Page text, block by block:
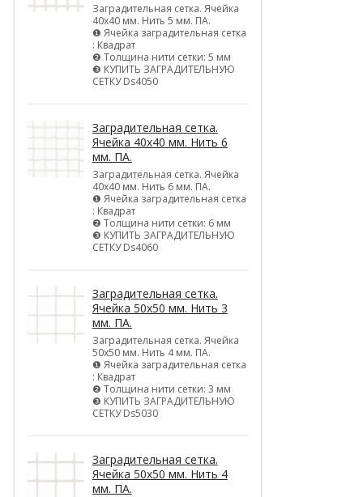
Заградительная сетка. Ячейка
40х40 мм. Нить 5 мм. ПА.
❶ Ячейка заградительная сетка
: Квадрат
❷ Толщина нити сетки: 5 мм
❸ КУПИТЬ ЗАГРАДИТЕЛЬНУЮ
СЕТКУ Ds4050
Заградительная сетка.
Ячейка 40х40 мм. Нить 6
мм. ПА.
Заградительная сетка. Ячейка
40х40 мм. Нить 6 мм. ПА.
❶ Ячейка заградительная сетка
: Квадрат
❷ Толщина нити сетки: 6 мм
❸ КУПИТЬ ЗАГРАДИТЕЛЬНУЮ
СЕТКУ Ds4060
Заградительная сетка.
Ячейка 50х50 мм. Нить 3
мм. ПА.
Заградительная сетка. Ячейка
50х50 мм. Нить 4 мм. ПА.
❶ Ячейка заградительная сетка
: Квадрат
❷ Толщина нити сетки: 3 мм
❸ КУПИТЬ ЗАГРАДИТЕЛЬНУЮ
СЕТКУ Ds5030
Заградительная сетка.
Ячейка 50х50 мм. Нить 4
мм. ПА.